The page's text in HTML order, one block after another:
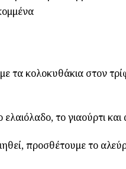
τα κολοκυθάκια στον
το γιαούρτι
προσθέτουμε το